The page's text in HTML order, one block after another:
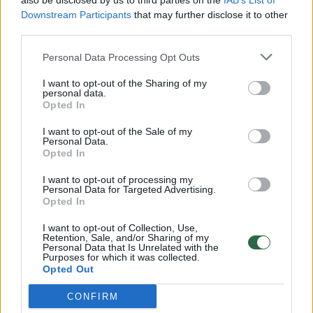
Downstream Participants that may further disclose it to other
Personal Data Processing Opt Outs
I want to opt-out of the Sharing of my
personal data.
Opted In
I want to opt-out of the Sale of my
Personal Data.
Opted In
I want to opt-out of processing my
Personal Data for Targeted Advertising.
Opted In
I want to opt-out of Collection, Use,
Retention, Sale, and/or Sharing of my
Personal Data that Is Unrelated with the
Purposes for which it was collected.
Opted Out
CONFIRM
vaiko gyvybių išgelbėti nepavyko
Žinios | Lietuvos diena
00:00:59
Nufilmavo, kaip patvino Vilniaus Vakarinis aplinkkelis:
vaizdas pribloškia
Žinios | Lietuvos diena
„Pagarba pirmajai premjerei“: pasidalijo jautriais
prisiminimais apie Kazimierą Prunskienę
Žinios | Lietuvos diena